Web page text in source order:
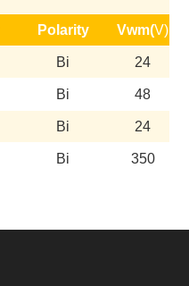
Polarity Vwm(V)
Bi 24
Bi 48
Bi 24
Bi 350